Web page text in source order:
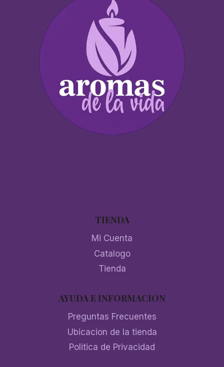
TIENDA
Mi Cuenta
Catalogo
Tienda
AYUDA E INFORMACION
Preguntas Frecuentes
Ubicacion de la tienda
Politica de Privacidad